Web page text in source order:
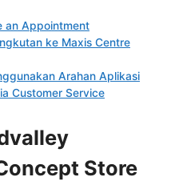
an Appointment
ke Maxis Centre
Arahan Aplikasi
Customer Service
Store